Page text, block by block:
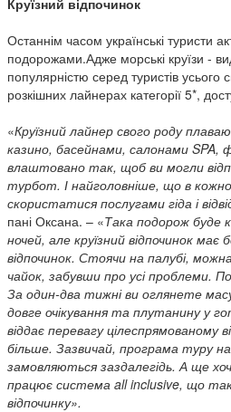
Останнім часом українські туристи
подорожами.Адже морські круїзи -
популярністю серед туристів усього
розкішних лайнерах категорії 5*,
«Круїзний лайнер свого роду
казино, басейнами, салонами SPA,
влаштовано так, щоб ви могли
турбот. І найголовніше, що в
скористатися послугами гіда і
пані Оксана. – «Така подорож буде
ночей, але круїзний відпочинок
відпочинок. Стоячи на палубі,
чайок, забувши про усі проблеми.
За один-два тижні ви оглянете масу
довге очікування та плутанину у
віддає перевагу цілеспрямованому
більше. Зазвичай, програма туру
замовляються заздалегідь. А ще
працює система all inclusive, що
відпочинку».